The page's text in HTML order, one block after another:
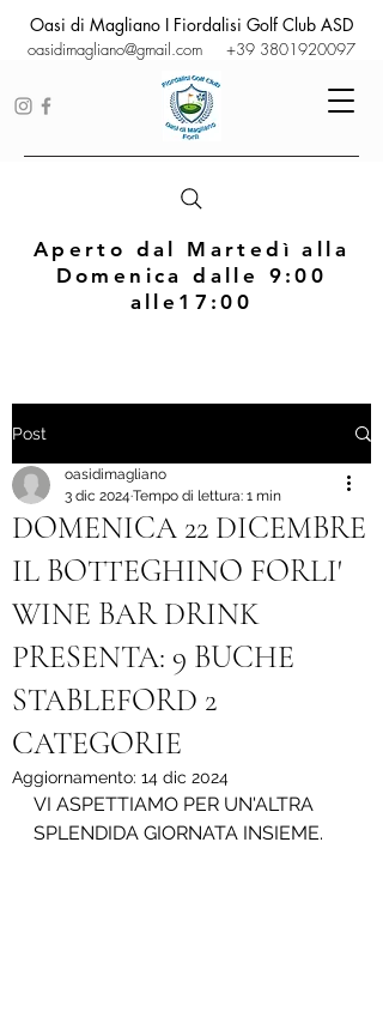
oasidimagliano@gmail.com +39 3801920097
Oasi di Magliano I Fiordalisi Golf Club ASD
Aperto dal Martedì alla
Domenica dalle 9:00
alle17:00
Post
DOMENICA 22 DICEMBRE
IL BOTTEGHINO FORLI'
WINE BAR DRINK
PRESENTA: 9 BUCHE
STABLEFORD 2
CATEGORIE
oasidimagliano
3 dic 2024 Tempo di lettura: 1 min
Aggiornamento: 14 dic 2024
VI ASPETTIAMO PER UN'ALTRA
SPLENDIDA GIORNATA INSIEME.